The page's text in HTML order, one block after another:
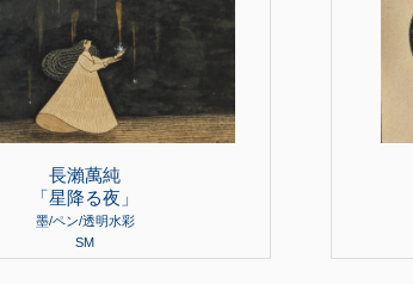
長瀨萬純
「星降る夜」
墨/ペン/透明水彩
SM